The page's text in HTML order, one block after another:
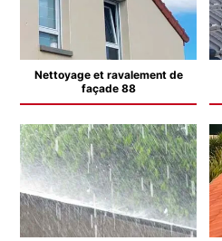
Nettoyage et ravalement de
façade 88